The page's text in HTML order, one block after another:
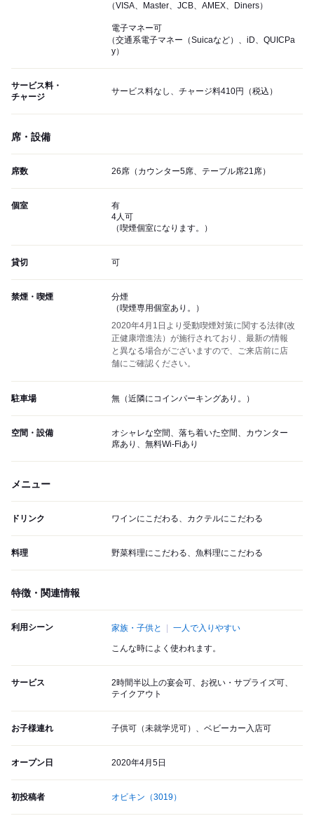
（VISA、Master、JCB、AMEX、Diners）
電子マネー可
（交通系電子マネー（Suicaなど）、iD、QUICPa
y）
サービス料・
チャージ
サービス料なし、チャージ料410円（税込）
席・設備
席数 26席（カウンター5席、テーブル席21席）
個室
有
4人可
（喫煙個室になります。）
貸切 可
禁煙・喫煙
分煙
（喫煙専用個室あり。）
2020年4月1日より受動喫煙対策に関する法律(改
正健康増進法）が施行されており、最新の情報
と異なる場合がございますので、ご来店前に店
舗にご確認ください。
駐車場 無（近隣にコインパーキングあり。）
空間・設備
オシャレな空間、落ち着いた空間、カウンター
席あり、無料Wi-Fiあり
メニュー
ドリンク ワインにこだわる、カクテルにこだわる
料理 野菜料理にこだわる、魚料理にこだわる
特徴・関連情報
利用シーン 家族・子供と 一人で入りやすい
こんな時によく使われます。
サービス
2時間半以上の宴会可、お祝い・サプライズ可、
テイクアウト
お子様連れ 子供可（未就学児可）、ベビーカー入店可
オープン日 2020年4月5日
初投稿者 オビキン （3019）